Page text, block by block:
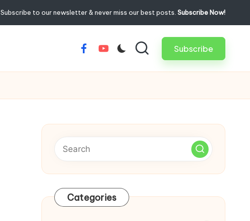
Subscribe to our newsletter & never miss our best posts. Subscribe Now!
Facebook
Youtube Subscribe
Categories